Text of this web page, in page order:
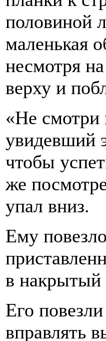
половиной
маленькая
несмотря
верху и
«Не смотри
увидевший
чтобы
же
упал вниз.
Ему
в накрытый
Его
вправлять